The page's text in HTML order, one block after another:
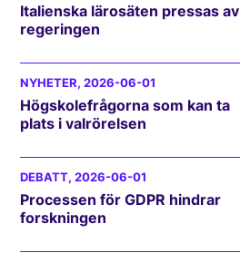
Italienska lärosäten pressas av
regeringen
NYHETER, 2026-06-01
Högskolefrågorna som kan ta
plats i valrörelsen
DEBATT, 2026-06-01
Processen för GDPR hindrar
forskningen